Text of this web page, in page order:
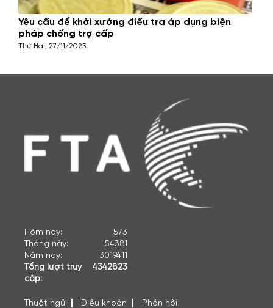
Yêu cầu để khởi xướng điều tra áp dụng biện
pháp chống trợ cấp
Thứ Hai, 27/11/2023
Hôm nay:
573
Tháng này:
54381
Năm nay:
3019411
Tổng lượt truy
cập:
4342823
Thuật ngữ Điều khoản Phản hồi